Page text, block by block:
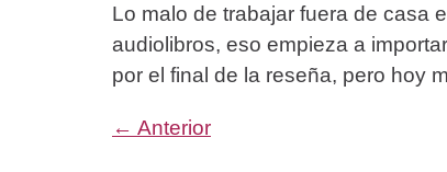
Lo malo de trabajar fuera de casa
audiolibros, eso empieza a
por el final de la reseña, pero hoy
← Anterior